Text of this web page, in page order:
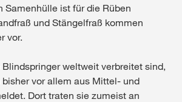
Samenhülle ist für die Rüben
und Stängelfraß kommen
vor.
weltweit verbreitet sind,
vor allem aus Mittel- und
Dort traten sie zumeist an